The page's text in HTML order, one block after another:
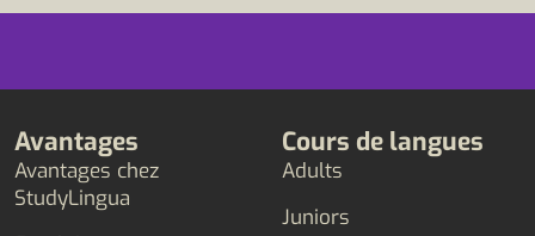
Avantages
Avantages chez
StudyLingua
Cours de langues
Adults
Juniors